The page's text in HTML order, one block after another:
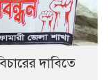
দাবিতে